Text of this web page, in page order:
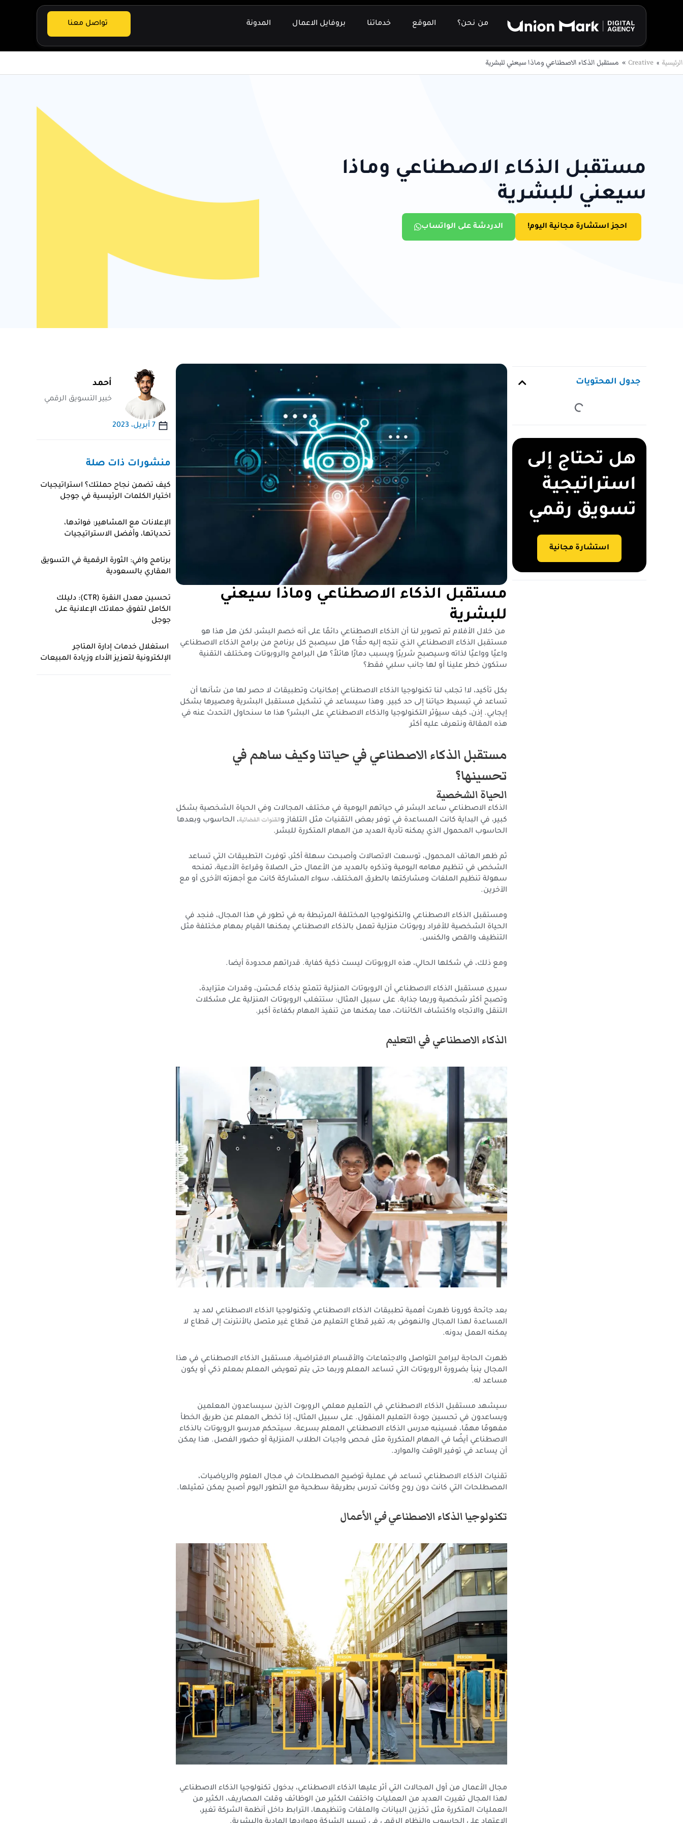
من نحن؟ الموقع خدماتنا بروفايل الاعمال المدونة تواصل معنا
الرئيسية Creative مستقبل الذكاء الاصطناعي وماذا سيعني للبشرية
مستقبل الذكاء الاصطناعي وماذا
سيعني للبشرية
احجز استشارة مجانية اليوم! الدردشة على الواتساب
جدول المحتويات
هل تحتاج إلى
استراتيجية
تسويق رقمي
استشارة مجانية
مستقبل الذكاء الاصطناعي وماذا سيعني
للبشرية
من خلال الأفلام تم تصوير لنا أن الذكاء الاصطناعي دائمًا على أنه خصم البشر، لكن هل هذا هو
مستقبل الذكاء الاصطناعي الذي نتجه إليه حقًا؟ هل سيصبح كل برنامج من برامج الذكاء الاصطناعي
واعيًا وواعيًا لذاته وسيصبح شريرًا ويسبب دمارًا هائلاً؟ هل البرامج والروبوتات ومختلف التقنية
ستكون خطر علينا أو لها جانب سلبي فقط؟
بكل تأكيد، لا! تجلب لنا تكنولوجيا الذكاء الاصطناعي إمكانيات وتطبيقات لا حصر لها من شأنها أن
تساعد في تبسيط حياتنا إلى حد كبير. وهذا سيساعد في تشكيل مستقبل البشرية ومصيرها بشكل
إيجابي. إذن، كيف سيؤثر التكنولوجيا والذكاء الاصطناعي على البشر؟ هذا ما سنحاول التحدث عنه في
هذه المقالة ونتعرف عليه أكثر
مستقبل الذكاء الاصطناعي في حياتنا وكيف ساهم في
تحسينها؟
الحياة الشخصية
الذكاء الاصطناعي ساعد البشر في حياتهم اليومية في مختلف المجالات وفي الحياة الشخصية بشكل
كبير، في البداية كانت المساعدة في توفر بعض التقنيات مثل التلفاز والقنوات الفضائية، الحاسوب وبعدها
الحاسوب المحمول الذي يمكنه تأدية العديد من المهام المتكررة للبشر.
ثم ظهر الهاتف المحمول، توسعت الاتصالات وأصبحت سهلة أكثر، توفرت التطبيقات التي تساعد
الشخص في تنظيم مهامه اليومية وتذكره بالعديد من الأعمال حتى الصلاة وقراءة الأدعية، تمنحه
سهولة تنظيم الملفات ومشاركتها بالطرق المختلف، سواء المشاركة كانت مع أجهزته الأخرى أو مع
الآخرين.
ومستقبل الذكاء الاصطناعي والتكنولوجيا المختلفة المرتبطة به في تطور في هذا المجال، فنجد في
الحياة الشخصية للأفراد روبوتات منزلية تعمل بالذكاء الاصطناعي يمكنها القيام بمهام مختلفة مثل
التنظيف والقص والكنس.
ومع ذلك، في شكلها الحالي، هذه الروبوتات ليست ذكية كفاية. قدراتهم محدودة أيضا.
سيرى مستقبل الذكاء الاصطناعي أن الروبوتات المنزلية تتمتع بذكاء مُحسّن، وقدرات متزايدة،
وتصبح أكثر شخصية وربما جذابة. على سبيل المثال: ستتغلب الروبوتات المنزلية على مشكلات
التنقل والاتجاه واكتشاف الكائنات، مما يمكنها من تنفيذ المهام بكفاءة أكبر.
الذكاء الاصطناعي في التعليم
بعد جائحة كورونا ظهرت أهمية تطبيقات الذكاء الاصطناعي وتكنولوجيا الذكاء الاصطناعي لمد يد
المساعدة لهذا المجال والنهوض به، تغير قطاع التعليم من قطاع غير متصل بالأنترنت إلى قطاع لا
يمكنه العمل بدونه.
ظهرت الحاجة لبرامج التواصل والاجتماعات والأقسام الافتراضية، مستقبل الذكاء الاصطناعي في هذا
المجال ينبأ بضرورة الروبوتات التي تساعد المعلم وربما حتى يتم تعويض المعلم بمعلم ذكي أو يكون
مساعد له.
سيشهد مستقبل الذكاء الاصطناعي في التعليم معلمي الروبوت الذين سيساعدون المعلمين
ويساعدون في تحسين جودة التعليم المنقول. على سبيل المثال، إذا تخطى المعلم عن طريق الخطأ
مفهومًا مهمًا، فسينبه مدرس الذكاء الاصطناعي المعلم بسرعة. سيتحكم مدرسو الروبوتات بالذكاء
الاصطناعي أيضًا في المهام المتكررة مثل فحص واجبات الطلاب المنزلية أو حضور الفصل. هذا يمكن
أن يساعد في توفير الوقت والموارد.
تقنيات الذكاء الاصطناعي تساعد في عملية توضيح المصطلحات في مجال العلوم والرياضيات،
المصطلحات التي كانت دون روح وكانت تدرس بطريقة سطحية مع التطور اليوم أصبح يمكن تمثيلها.
تكنولوجيا الذكاء الاصطناعيفيالأعمال
مجال الأعمال من أول المجالات التي أثر عليها الذكاء الاصطناعي، بدخول تكنولوجيا الذكاء الاصطناعي
لهذا المجال تغيرت العديد من العمليات واختفت الكثير من الوظائف وقلت المصاريف، الكثير من
العمليات المتكررة مثل تخزين البيانات والملفات وتنظيمها، الترابط داخل أنظمة الشركة تغير،
أحمد
خبير التسويق الرقمي
7 أبريل، 2023
منشورات ذات صلة
كيف تضمن نجاح حملتك؟ استراتيجيات
اختيار الكلمات الرئيسية في جوجل
الإعلانات مع المشاهير: فوائدها،
تحدياتها، وأفضل الاستراتيجيات
برنامج وافي: الثورة الرقمية في التسويق
العقاري بالسعودية
تحسين معدل النقرة (CTR): دليلك
الكامل لتفوق حملاتك الإعلانية على
جوجل
استغلال خدمات إدارة المتاجر
الإلكترونية لتعزيز الأداء وزيادة المبيعات